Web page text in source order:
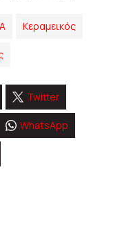
Κεραμεικός
Twitter
WhatsApp